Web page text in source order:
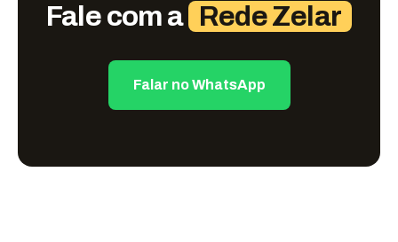
Fale com a Rede Zelar
Falar no WhatsApp